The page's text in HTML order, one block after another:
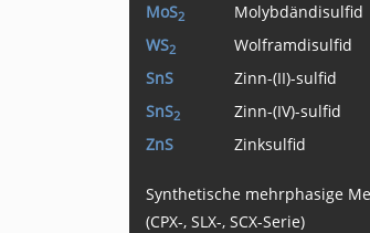
MoS2
Molybdändisulfid
WS2
Wolframdisulfid
SnS
Zinn-(II)-sulfid
SnS2
Zinn-(IV)-sulfid
ZnS
Zinksulfid
Synthetische mehrphasige
(CPX-, SLX-, SCX-Serie)